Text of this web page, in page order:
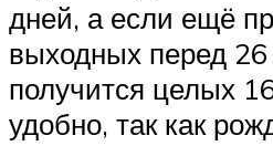
дней, а если ещё
выходных перед 26
получится целых
удобно, так как